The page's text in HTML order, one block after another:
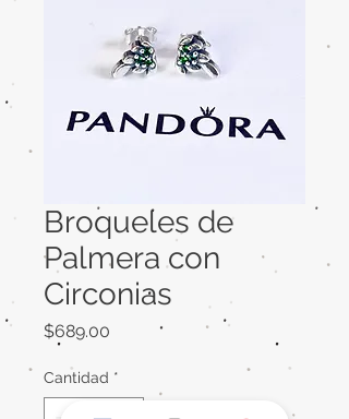
Broqueles de
Palmera con
Circonias
$689.00
Cantidad *